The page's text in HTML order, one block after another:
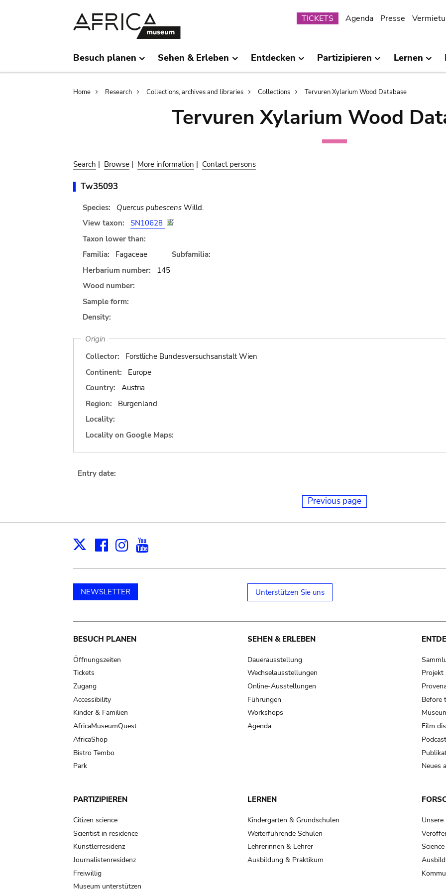
Submenu
TICKETS Agenda Presse
Besuch planen Sehen & Erleben Entdecken Partizipieren Lernen
Breadcrumb
Home Research Collections, archives and libraries Collections Tervuren Xylarium Wood Database
Tervuren Xylarium Wood
Search | Browse | More information | Contact persons
Tw35093
Species: Quercus pubescensWilld.
View taxon:
SN10628
Taxon lower than:
Familia:
Fagaceae
Subfamilia:
Herbarium number:
145
Wood number:
Sample form:
Density:
Origin
Collector:
Forstliche Bundesversuchsanstalt Wien
Continent:
Europe
Country:
Austria
Region:
Burgenland
Locality:
Locality on Google Maps:
Entry date:
Previous page
X Facebook
Instagram
NEWSLETTER Unterstützen Sie uns
Main
navigation
BESUCH PLANEN
Öffnungszeiten
Tickets
Zugang
Accessibility
Kinder & Familien
AfricaMuseumQuest
AfricaShop
Bistro Tembo
Park
SEHEN & ERLEBEN
Dauerausstellung
Wechselausstellungen
Online-Ausstellungen
Führungen
Workshops
Agenda
Projekt
Before
Film
Neues
PARTIZIPIEREN
Citizen science
Scientist in residence
Künstlerresidenz
Journalistenresidenz
Freiwillig
Museum unterstützen
LERNEN
Kindergarten & Grundschulen
Weiterführende Schulen
Lehrerinnen & Lehrer
Ausbildung & Praktikum